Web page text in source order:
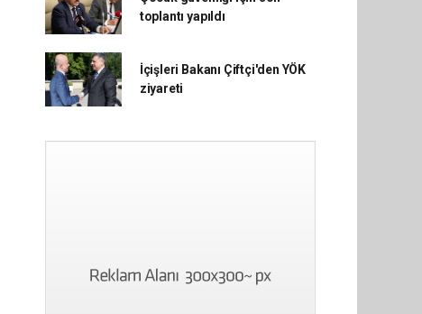
toplantı yapıldı
İçişleri Bakanı Çiftçi'den YÖK
ziyareti